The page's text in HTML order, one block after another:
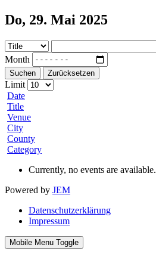
Do, 29. Mai 2025
Month
Suchen Zurücksetzen
Limit
Date
Title
Venue
City
County
Category
Currently, no events are available.
Powered by JEM
Datenschutzerklärung
Impressum
Mobile Menu Toggle